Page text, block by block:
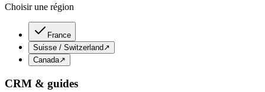
Choisir une région
France
Suisse / Switzerland ↗
Canada↗
CRM & guides